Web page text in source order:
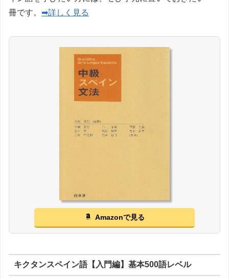
冊です。 ➡詳しく見る
Amazonで見る
キクタンスペイン語【入門編】基本500語レベル